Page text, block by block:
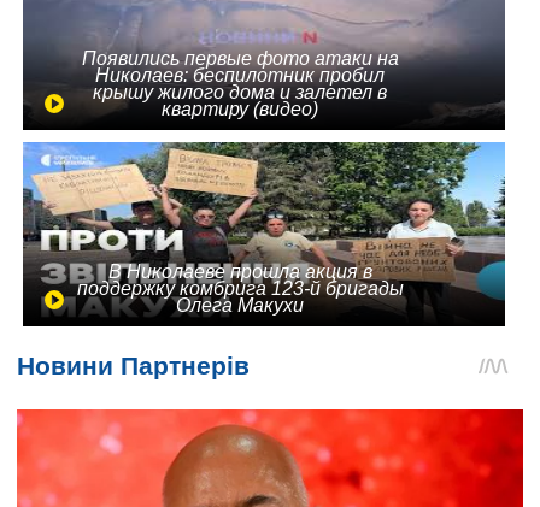
Появились первые фото атаки на
Николаев: беспилотник пробил
крышу жилого дома и залетел в
квартиру (видео)
В Николаеве прошла акция в
поддержку комбрига 123-й бригады
Олега Макухи